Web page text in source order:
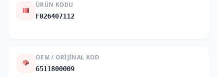
ÜRÜN KODU
F026407112
OEM / ORIJINAL KOD
6511800009